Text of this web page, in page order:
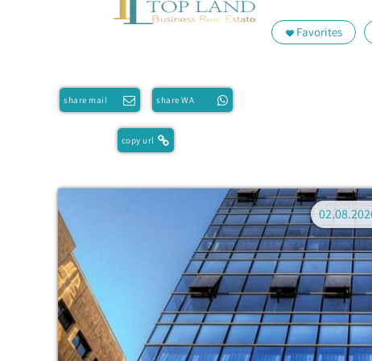
Favorites
share WA
share mail
copy url